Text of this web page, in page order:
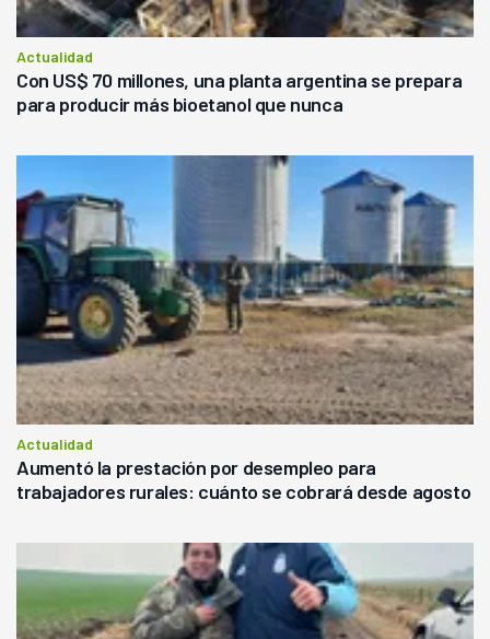
Actualidad
Con US$ 70 millones, una planta argentina se prepara
para producir más bioetanol que nunca
Actualidad
Aumentó la prestación por desempleo para
trabajadores rurales: cuánto se cobrará desde agosto